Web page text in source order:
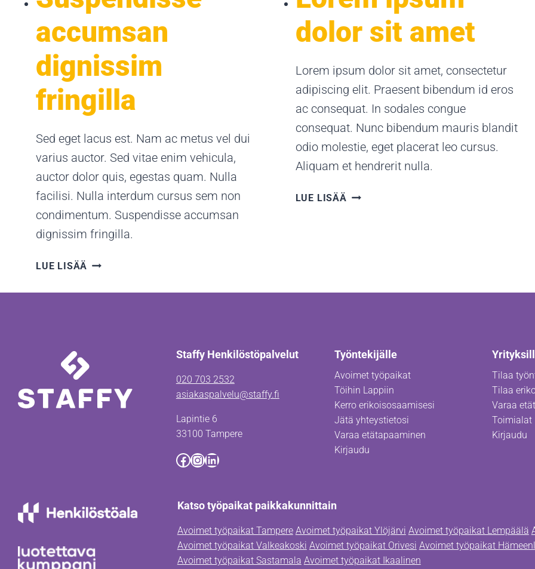
accumsan
dignissim
fringilla
Sed eget lacus est. Nam ac metus vel dui
varius auctor. Sed vitae enim vehicula,
auctor dolor quis, egestas quam. Nulla
facilisi. Nulla interdum cursus sem non
condimentum. Suspendisse accumsan
dignissim fringilla.
LUE LISÄÄ SUSPENDISSE
DIGNISSIM
dolor sit amet
Lorem ipsum dolor sit amet, consectetur
adipiscing elit. Praesent bibendum id eros
ac consequat. In sodales congue
consequat. Nunc bibendum mauris blandit
odio molestie, eget placerat leo cursus.
Aliquam et hendrerit nulla.
LUE LISÄÄ LOREM
Staffy Henkilöstöpalvelut
020 703 2532
asiakaspalvelu@staffy.fi
Lapintie 6
33100 Tampere
Facebook
Instagram
LinkedIn
Työntekijälle
Avoimet työpaikat
Töihin Lappiin
Kerro erikoisosaamisesi
Jätä yhteystietosi
Varaa etätapaaminen
Kirjaudu
Tilaa
Tilaa
Varaa
Toimialat
Kirjaudu
Katso työpaikat paikkakunnittain
Avoimet työpaikat Tampere Avoimet työpaikat Ylöjärvi Avoimet työpaikat Lempäälä
Avoimet työpaikat Valkeakoski Avoimet työpaikat Orivesi Avoimet työpaikat
Avoimet työpaikat Sastamala Avoimet työpaikat Ikaalinen